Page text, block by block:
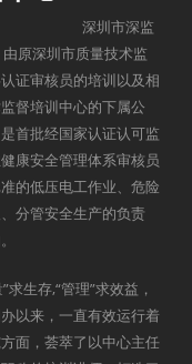
深圳市深监
原深圳市质量技术监
证审核员的培训以及相
督培训中心的下属公
首批经国家认证认可监
康安全管理体系审核员
的低压电工作业、危险
分管安全生产的负责
生存,“管理”求效益，
以来，一直有效运行着
面，荟萃了以中心主任